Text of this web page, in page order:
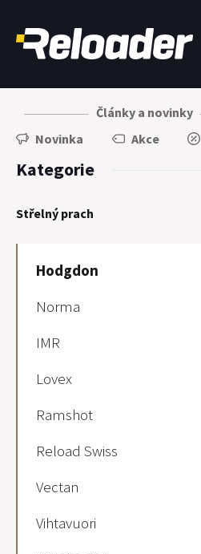
Články a novinky
Novinka
Akce
Kategorie
Střelný prach
Hodgdon
Norma
IMR
Lovex
Ramshot
Reload Swiss
Vectan
Vihtavuori